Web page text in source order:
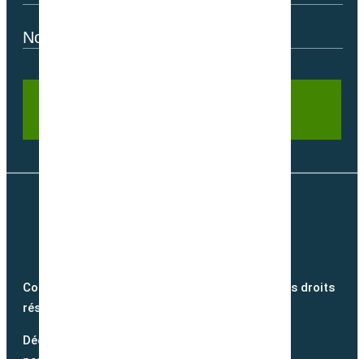
Copyright @2026 semence-biologique.fr – Tous droits
réservés – Réalisé par
Découvrez notre blog et suivez